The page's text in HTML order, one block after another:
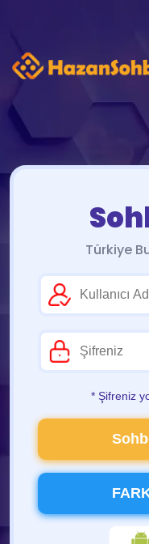
Türkiye
* Şifreniz